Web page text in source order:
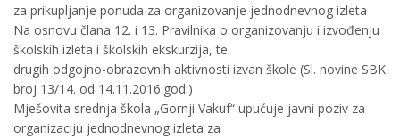
za prikupljanje ponuda za organizovanje jednodnevnog izleta
Na osnovu člana 12. i 13. Pravilnika o organizovanju i izvođenju
školskih izleta i školskih ekskurzija, te
drugih odgojno-obrazovnih aktivnosti izvan škole (Sl. novine SBK
broj 13/14. od 14.11.2016.god.)
Mješovita srednja škola „Gornji Vakuf“ upućuje javni poziv za
organizaciju jednodnevnog izleta za